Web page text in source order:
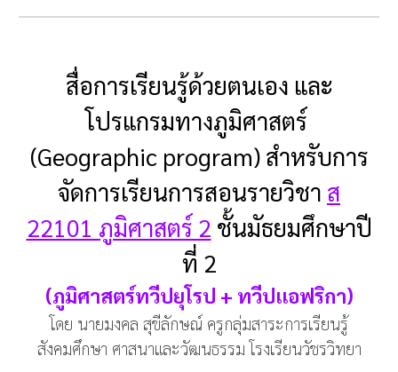
สื่อการเรียนรู้ด้วยตนเอง และ
โปรแกรมทางภูมิศาสตร์
(Geographic program) สำหรับการ
จัดการเรียนการสอนรายวิชา ส
22101 ภูมิศาสตร์ 2 ชั้นมัธยมศึกษาปี
ที่ 2
(ภูมิศาสตร์ทวีปยุโรป + ทวีปแอฟริกา)
โดย นายมงคล สุขีลักษณ์ ครูกลุ่มสาระการเรียนรู้
สังคมศึกษา ศาสนาและวัฒนธรรม โรงเรียนวัชรวิทยา